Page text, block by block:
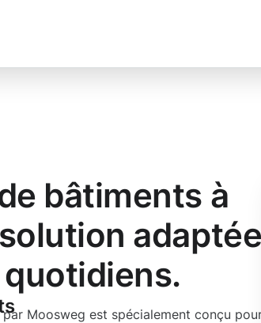
bâtiments à
adaptée
Moosweg est spécialement conçu